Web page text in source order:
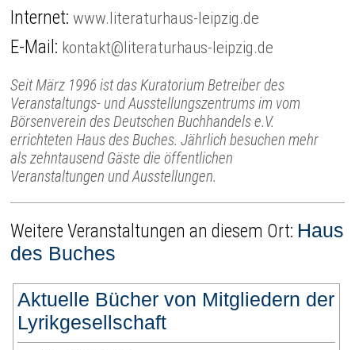
Internet:www.literaturhaus-leipzig.de
E-Mail: kontakt@literaturhaus-leipzig.de
Seit März 1996 ist das Kuratorium Betreiber des
Veranstaltungs- und Ausstellungszentrums im vom
Börsenverein des Deutschen Buchhandels e.V.
errichteten Haus des Buches. Jährlich besuchen mehr
als zehntausend Gäste die öffentlichen
Veranstaltungen und Ausstellungen.
Weitere Veranstaltungen an diesem Ort: Haus
des Buches
Aktuelle Bücher von Mitgliedern der
Lyrikgesellschaft